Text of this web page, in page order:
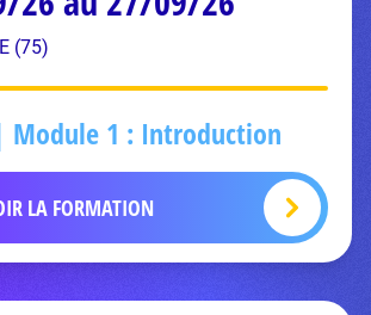
(75)
Module 1 : Introduction
LA FORMATION